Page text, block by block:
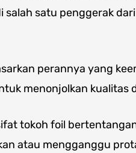
salah satu penggerak
perannya yang
menonjolkan kualitas
tokoh foil
atau mengganggu